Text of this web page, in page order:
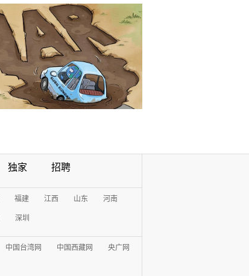
独家 招聘
福建 江西 山东 河南
深圳
中国台湾网 中国西藏网 央广网